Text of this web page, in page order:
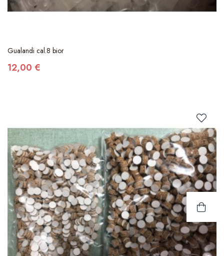
Gualandi cal.8 bior
12,00 €